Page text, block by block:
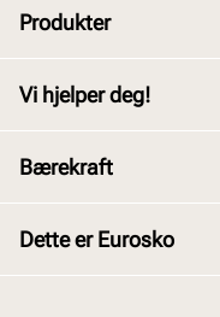
Produkter
Barn
Vi hjelper deg!
Kjøpsbetingelser
Bærekraft
Dette er Eurosko